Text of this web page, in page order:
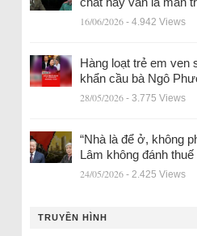
16/06/2026 - 4.942 Views
Hàng loạt trẻ em ven
khẩn cầu bà Ngô
28/05/2026 - 3.775 Views
“Nhà là để ở, không
Lâm không đánh
24/05/2026 - 2.425 Views
TRUYỀN HÌNH